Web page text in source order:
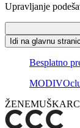
Upravljanje
Idi na glavnu
Besplatno
ŽENE